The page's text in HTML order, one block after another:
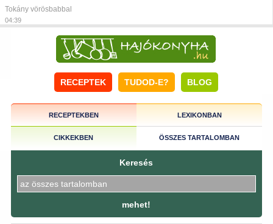
Tokány vörösbabbal
04:39
RECEPTEK TUDOD-E? BLOG
RECEPTEKBEN LEXIKONBAN
CIKKEKBEN ÖSSZES TARTALOMBAN
Keresés
mehet!